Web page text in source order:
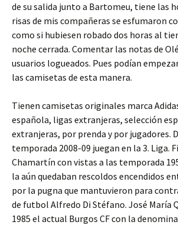
de su salida junto a Bartomeu, tiene las
risas de mis compañeras se esfumaron
como si hubiesen robado dos horas al
noche cerrada. Comentar las notas de
usuarios logueados. Pues podían
las camisetas de esta manera.
Tienen camisetas originales marca
española, ligas extranjeras, selección
extranjeras, por prenda y por jugadores.
temporada 2008-09 juegan en la 3. Liga.
Chamartín con vistas a las temporada
la aún quedaban rescoldos encendidos
por la pugna que mantuvieron para
de futbol Alfredo Di Stéfano. José María
1985 el actual Burgos CF con la